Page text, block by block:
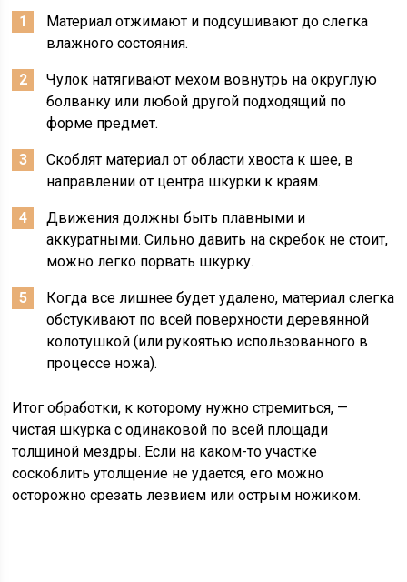
Материал отжимают и подсушивают до слегка
влажного состояния.
Чулок натягивают мехом вовнутрь на округлую
болванку или любой другой подходящий по
форме предмет.
Скоблят материал от области хвоста к шее, в
направлении от центра шкурки к краям.
Движения должны быть плавными и
аккуратными. Сильно давить на скребок не стоит,
можно легко порвать шкурку.
Когда все лишнее будет удалено, материал слегка
обстукивают по всей поверхности деревянной
колотушкой (или рукоятью использованного в
процессе ножа).
Итог обработки, к которому нужно стремиться, —
чистая шкурка с одинаковой по всей площади
толщиной мездры. Если на каком-то участке
соскоблить утолщение не удается, его можно
осторожно срезать лезвием или острым ножиком.